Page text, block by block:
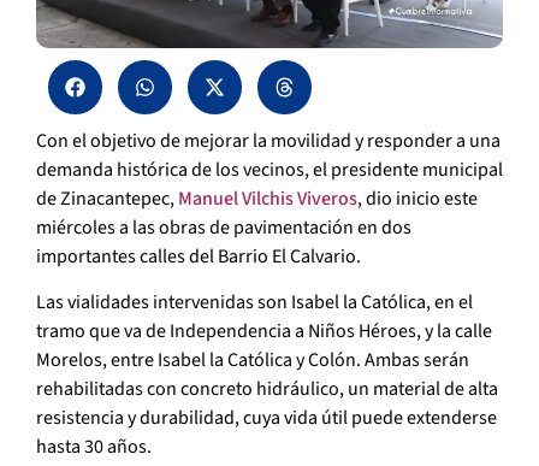
Con el objetivo de mejorar la movilidad y responder a una
demanda histórica de los vecinos, el presidente municipal
de Zinacantepec,Manuel Vilchis Viveros, dio inicio este
miércoles a las obras de pavimentación en dos
importantes calles del Barrio El Calvario.
Las vialidades intervenidas son Isabel la Católica, en el
tramo que va de Independencia a Niños Héroes, y la calle
Morelos, entre Isabel la Católica y Colón. Ambas serán
rehabilitadas con concreto hidráulico, un material de alta
resistencia y durabilidad, cuya vida útil puede extenderse
hasta 30 años.